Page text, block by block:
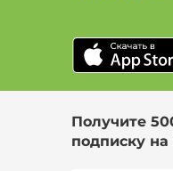
Получите
подписку